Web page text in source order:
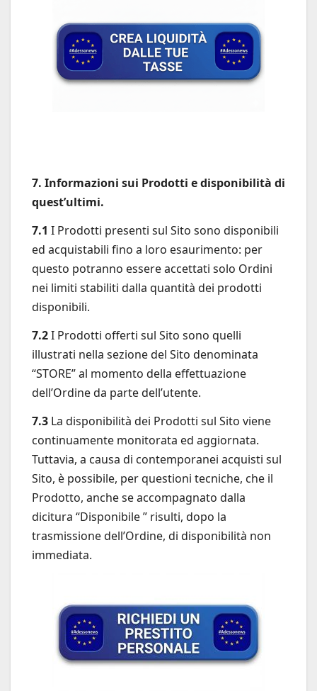
7. Informazioni sui Prodotti e disponibilità di
quest’ultimi.
7.1 I Prodotti presenti sul Sito sono disponibili
ed acquistabili fino a loro esaurimento: per
questo potranno essere accettati solo Ordini
nei limiti stabiliti dalla quantità dei prodotti
disponibili.
7.2I Prodotti offerti sul Sito sono quelli
illustrati nella sezione del Sito denominata
“STORE” al momento della effettuazione
dell’Ordine da parte dell’utente.
7.3 La disponibilità dei Prodotti sul Sito viene
continuamente monitorata ed aggiornata.
Tuttavia, a causa di contemporanei acquisti sul
Sito, è possibile, per questioni tecniche, che il
Prodotto, anche se accompagnato dalla
dicitura “Disponibile ” risulti, dopo la
trasmissione dell’Ordine, di disponibilità non
immediata.